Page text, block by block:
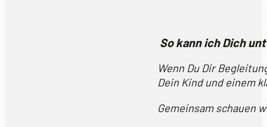
So kann ich Dich
Wenn Du Dir
Dein Kind und einem
Gemeinsam schauen